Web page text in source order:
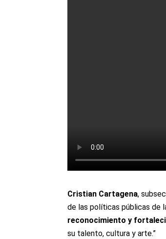
Cristian Cartagena,
de las políticas públicas de
reconocimiento y
su talento, cultura y arte.”